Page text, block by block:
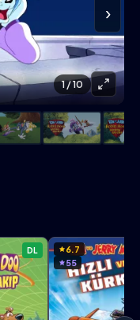
›
1/ 10
DL
6.7
55